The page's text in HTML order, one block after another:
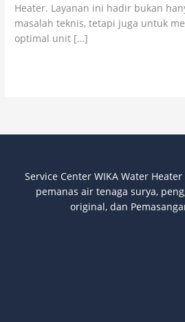
Heater. Layanan ini hadir bukan
masalah teknis, tetapi juga untuk
optimal unit […]
Service Center WIKA Water
pemanas air tenaga surya,
original, dan